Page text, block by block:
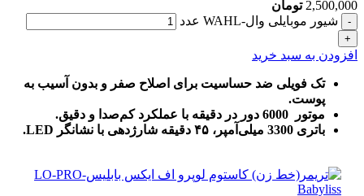
2,500,000 تومان
شیور موبایلی وال-WAHL عدد
افزودن به سبد خرید
تک فویلی ضد حساسیت برای اصلاح صفر و بدون آسیب به
پوست.
موتور 6000 دور در دقیقه با عملکرد کم‌صدا و دقیق.
باتری 3300 میلی‌آمپر، ۴۵ دقیقه شارژدهی با نشانگر LED.